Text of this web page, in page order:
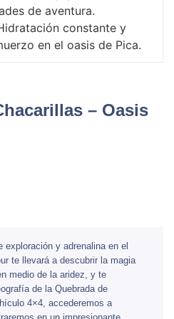
de aventura.
constante y
en el oasis de Pica.
– Oasis
exploración y adrenalina en el
te llevará a descubrir la magia
medio de la aridez, y te
de la Quebrada de
4×4, accederemos a